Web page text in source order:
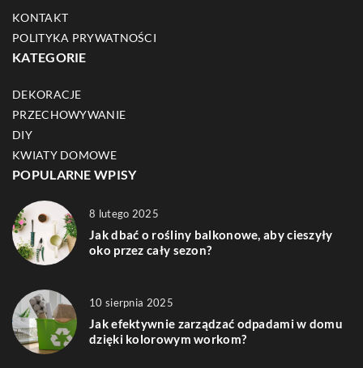
KONTAKT
POLITYKA PRYWATNOŚCI
KATEGORIE
DEKORACJE
PRZECHOWYWANIE
DIY
KWIATY DOMOWE
POPULARNE WPISY
8 lutego 2025
Jak dbać o rośliny balkonowe, aby cieszyły
oko przez cały sezon?
10 sierpnia 2025
Jak efektywnie zarządzać odpadami w domu
dzięki kolorowym workom?